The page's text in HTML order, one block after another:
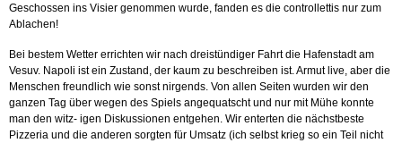
Geschossen ins Visier genommen wurde, fanden es die controllettis nur zum
Ablachen!
Bei bestem Wetter errichten wir nach dreistündiger Fahrt die Hafenstadt am
Vesuv. Napoli ist ein Zustand, der kaum zu beschreiben ist. Armut live, aber die
Menschen freundlich wie sonst nirgends. Von allen Seiten wurden wir den
ganzen Tag über wegen des Spiels angequatscht und nur mit Mühe konnte
man den witz- igen Diskussionen entgehen. Wir enterten die nächstbeste
Pizzeria und die anderen sorgten für Umsatz (ich selbst krieg so ein Teil nicht